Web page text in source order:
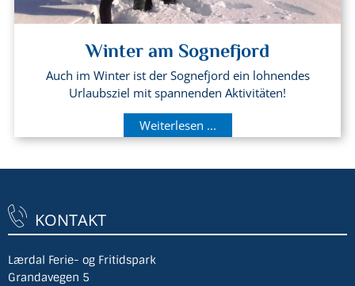
Winter am Sognefjord
Auch im Winter ist der Sognefjord ein lohnendes
Urlaubsziel mit spannenden Aktivitäten!
Weiterlesen ...
KONTAKT
Lærdal Ferie- og Fritidspark
Grandavegen 5